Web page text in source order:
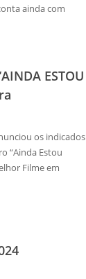
ainda com
ESTOU
os indicados
“Ainda Estou
Filme em